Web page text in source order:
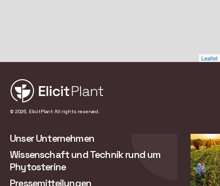
Leaflet
© 2026, ElicitPlant All rights reserved.
Unser Unternehmen
Wissenschaft und Technik rund um
Phytosterine
Pressemitteilungen